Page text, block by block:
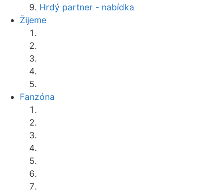
Hrdý partner - nabídka
Žijeme
Fanzóna